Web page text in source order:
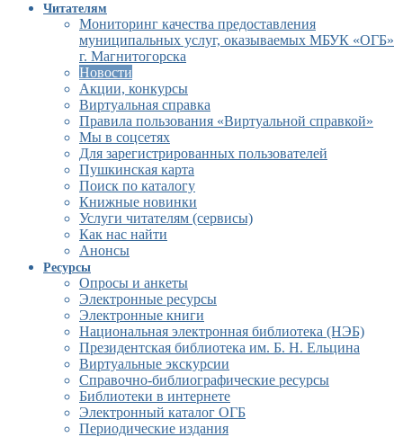
Читателям
Мониторинг качества предоставления
муниципальных услуг, оказываемых МБУК «ОГБ»
г. Магнитогорска
Новости
Акции, конкурсы
Виртуальная справка
Правила пользования «Виртуальной справкой»
Мы в соцсетях
Для зарегистрированных пользователей
Пушкинская карта
Поиск по каталогу
Книжные новинки
Услуги читателям (сервисы)
Как нас найти
Анонсы
Ресурсы
Опросы и анкеты
Электронные ресурсы
Электронные книги
Национальная электронная библиотека (НЭБ)
Президентская библиотека им. Б. Н. Ельцина
Виртуальные экскурсии
Справочно-библиографические ресурсы
Библиотеки в интернете
Электронный каталог ОГБ
Периодические издания